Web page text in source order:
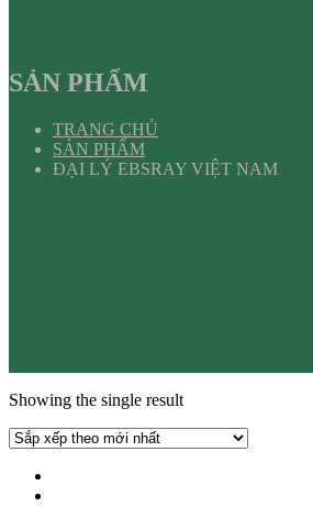
SẢN PHẨM
TRANG CHỦ
SẢN PHẨM
ĐẠI LÝ EBSRAY VIỆT NAM
Showing the single result